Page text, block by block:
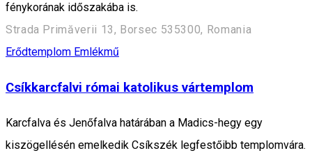
fénykorának időszakába is.
Strada Primăverii 13, Borsec 535300, Romania
Erődtemplom Emlékmű
Csíkkarcfalvi római katolikus vártemplom
Karcfalva és Jenőfalva határában a Madics-hegy egy
kiszögellésén emelkedik Csíkszék legfestőibb templomvára.